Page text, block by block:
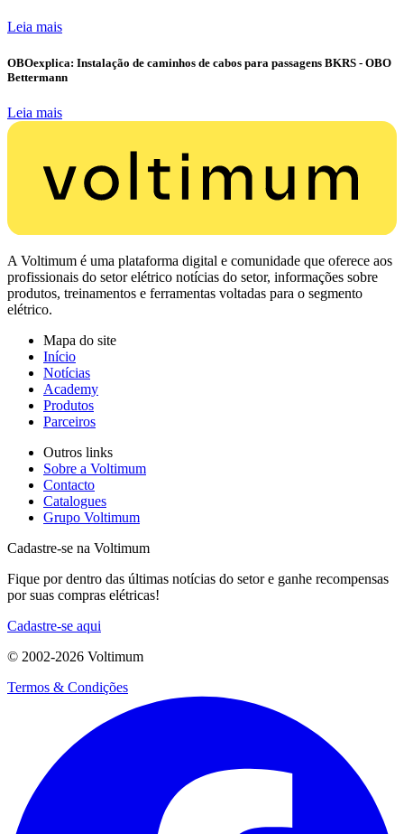
Leia mais
OBOexplica: Instalação de caminhos de cabos para passagens BKRS - OBO
Bettermann
Leia mais
A Voltimum é uma plataforma digital e comunidade que oferece aos
profissionais do setor elétrico notícias do setor, informações sobre
produtos, treinamentos e ferramentas voltadas para o segmento
elétrico.
Mapa do site
Início
Notícias
Academy
Produtos
Parceiros
Outros links
Sobre a Voltimum
Contacto
Catalogues
Grupo Voltimum
Cadastre-se na Voltimum
Fique por dentro das últimas notícias do setor e ganhe recompensas
por suas compras elétricas!
Cadastre-se aqui
© 2002-2026 Voltimum
Termos & Condições